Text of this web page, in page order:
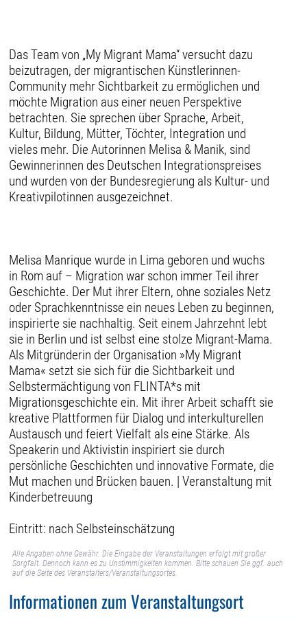
Das Team von „My Migrant Mama“ versucht dazu
beizutragen, der migrantischen Künstlerinnen-
Community mehr Sichtbarkeit zu ermöglichen und
möchte Migration aus einer neuen Perspektive
betrachten. Sie sprechen über Sprache, Arbeit,
Kultur, Bildung, Mütter, Töchter, Integration und
vieles mehr. Die Autorinnen Melisa & Manik, sind
Gewinnerinnen des Deutschen Integrationspreises
und wurden von der Bundesregierung als Kultur- und
Kreativpilotinnen ausgezeichnet.
Melisa Manrique wurde in Lima geboren und wuchs
in Rom auf – Migration war schon immer Teil ihrer
Geschichte. Der Mut ihrer Eltern, ohne soziales Netz
oder Sprachkenntnisse ein neues Leben zu beginnen,
inspirierte sie nachhaltig. Seit einem Jahrzehnt lebt
sie in Berlin und ist selbst eine stolze Migrant-Mama.
Als Mitgründerin der Organisation »My Migrant
Mama« setzt sie sich für die Sichtbarkeit und
Selbstermächtigung von FLINTA*s mit
Migrationsgeschichte ein. Mit ihrer Arbeit schafft sie
kreative Plattformen für Dialog und interkulturellen
Austausch und feiert Vielfalt als eine Stärke. Als
Speakerin und Aktivistin inspiriert sie durch
persönliche Geschichten und innovative Formate, die
Mut machen und Brücken bauen. | Veranstaltung mit
Kinderbetreuung
Eintritt: nach Selbsteinschätzung
Alle Angaben ohne Gewähr. Die Eingabe der Veranstaltungen erfolgt mit großer
Sorgfalt. Dennoch kann es zu Unstimmigkeiten kommen. Bitte schauen Sie ggf. auch
auf die Seite des Veranstalters/Veranstaltungsortes.
Informationen zum Veranstaltungsort